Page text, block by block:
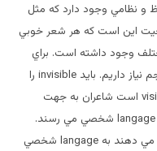
و نظامي وجود دارد که مثل
اين است که هر شعر خوبي
وجود داشته است. براي
اينکه به فضا هاي ديگر عبور کنيم به شعر حجم نياز داريم. بايد invisible را
ديد به سخن ديگر ديدن invisible ديدن visible است شاعران به جهت
مسلح بودن به ديد هاي مختلف است که به langage شخصي مي رسند.
سيستم هاي ديگر شعري کمتر به شاعر اجازه مي دهند به langage شخصي